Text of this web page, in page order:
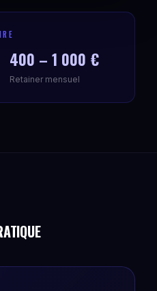
400 – 1 000 €
Retainer mensuel